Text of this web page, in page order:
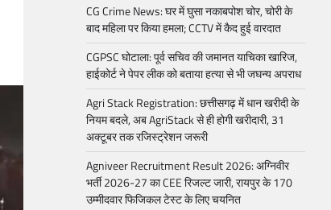
CG Crime News: घर में घुसा नकाबपोश चोर, चोरी के
बाद महिला पर किया हमला; CCTV में कैद हुई वारदात
CGPSC घोटाला: पूर्व सचिव की जमानत याचिका खारिज,
हाईकोर्ट ने पेपर लीक को बताया हत्या से भी जघन्य अपराध
Agri Stack Registration: छत्तीसगढ़ में धान खरीदी के
नियम बदले, अब AgriStack से ही होगी खरीदारी, 31
अक्टूबर तक रजिस्ट्रेशन जरूरी
Agniveer Recruitment Result 2026: अग्निवीर
भर्ती 2026-27 का CEE रिजल्ट जारी, रायपुर के 170
उम्मीदवार फिजिकल टेस्ट के लिए चयनित